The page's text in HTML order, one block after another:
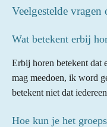
Veelgestelde
Wat betekent erbij
Erbij horen betekent dat
mag meedoen, ik word
betekent niet dat
Hoe kun je het